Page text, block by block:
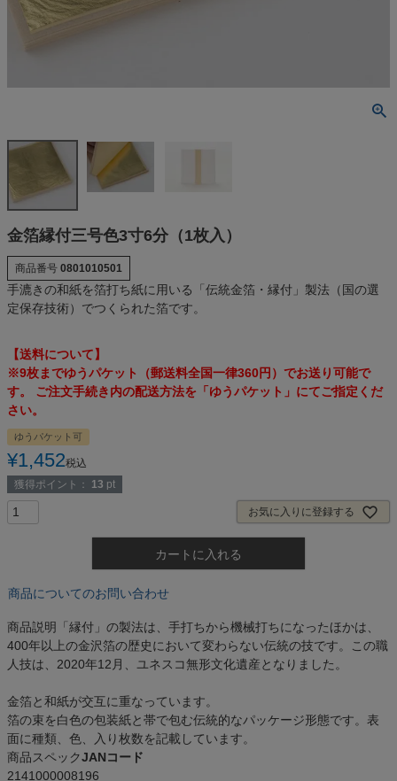
金箔縁付三号色3寸6分（1枚入）
商品番号 0801010501
手漉きの和紙を箔打ち紙に用いる「伝統金箔・縁付」製法（国の選
定保存技術）でつくられた箔です。
【送料について】
※9枚までゆうパケット（郵送料全国一律360円）でお送り可能で
す。 ご注文手続き内の配送方法を「ゆうパケット」にてご指定くだ
さい。
ゆうパケット可
¥1,452税込
獲得ポイント：
13 pt
お気に入りに登録する
カートに入れる
商品についてのお問い合わせ
商品説明 「縁付」の製法は、手打ちから機械打ちになったほかは、
400年以上の金沢箔の歴史において変わらない伝統の技です。この職
人技は、2020年12月、ユネスコ無形文化遺産となりました。
金箔と和紙が交互に重なっています。
箔の束を白色の包装紙と帯で包む伝統的なパッケージ形態です。表
面に種類、色、入り枚数を記載しています。
商品スペックJANコード
2141000008196